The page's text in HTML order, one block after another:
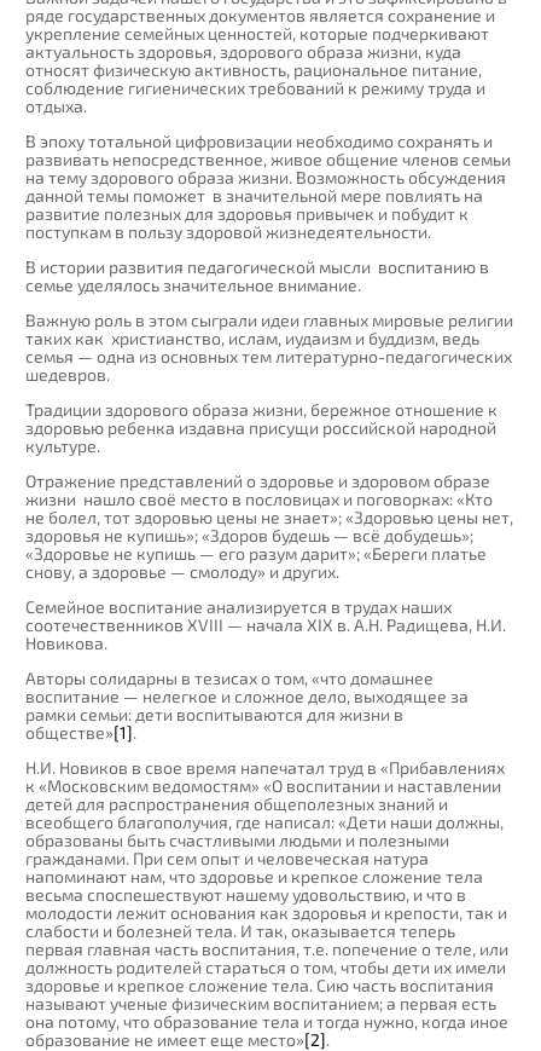
ряде государственных документов является сохранение и
укрепление семейных ценностей, которые подчеркивают
актуальность здоровья, здорового образа жизни, куда
относят физическую активность, рациональное питание,
соблюдение гигиенических требований к режиму труда и
отдыха.
В эпоху тотальной цифровизации необходимо сохранять и
развивать непосредственное, живое общение членов семьи
на тему здорового образа жизни. Возможность обсуждения
данной темы поможет в значительной мере повлиять на
развитие полезных для здоровья привычек и побудит к
поступкам в пользу здоровой жизнедеятельности.
В истории развития педагогической мысли воспитанию в
семье уделялось значительное внимание.
Важную роль в этом сыграли идеи главных мировые религии
таких как христианство, ислам, иудаизм и буддизм, ведь
семья — одна из основных тем литературно-педагогических
шедевров.
Традиции здорового образа жизни, бережное отношение к
здоровью ребенка издавна присущи российской народной
культуре.
Отражение представлений о здоровье и здоровом образе
жизни нашло своё место в пословицах и поговорках: «Кто
не болел, тот здоровью цены не знает»; «Здоровью цены нет,
здоровья не купишь»; «Здоров будешь — всё добудешь»;
«Здоровье не купишь — его разум дарит»; «Береги платье
снову, а здоровье — смолоду» и других.
Семейное воспитание анализируется в трудах наших
соотечественников XVIII — начала XIX в. А.Н. Радищева, Н.И.
Новикова.
Авторы солидарны в тезисах о том, «что домашнее
воспитание — нелегкое и сложное дело, выходящее за
рамки семьи: дети воспитываются для жизни в
обществе»[1].
Н.И. Новиков в свое время напечатал труд в «Прибавлениях
к «Московским ведомостям» «О воспитании и наставлении
детей для распространения общеполезных знаний и
всеобщего благополучия, где написал: «Дети наши должны,
образованы быть счастливыми людьми и полезными
гражданами. При сем опыт и человеческая натура
напоминают нам, что здоровье и крепкое сложение тела
весьма споспешествуют нашему удовольствию, и что в
молодости лежит основания как здоровья и крепости, так и
слабости и болезней тела. И так, оказывается теперь
первая главная часть воспитания, т.е. попечение о теле, или
должность родителей стараться о том, чтобы дети их имели
здоровье и крепкое сложение тела. Сию часть воспитания
называют ученые физическим воспитанием; а первая есть
она потому, что образование тела и тогда нужно, когда иное
образование не имеет еще место»[2].